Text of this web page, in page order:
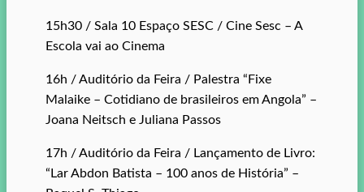
15h30 / Sala 10 Espaço SESC / Cine Sesc – A
Escola vai ao Cinema
16h / Auditório da Feira / Palestra “Fixe
Malaike – Cotidiano de brasileiros em Angola” –
Joana Neitsch e Juliana Passos
17h / Auditório da Feira / Lançamento de Livro:
“Lar Abdon Batista – 100 anos de História” –